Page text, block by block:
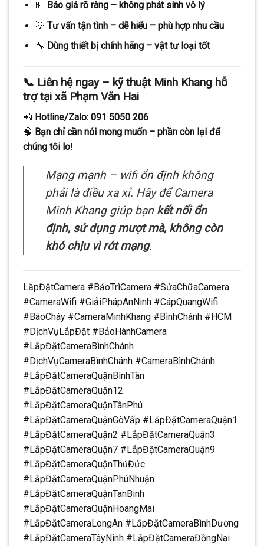
💵 Báo giá rõ ràng – không phát sinh vô lý
💡 Tư vấn tận tình – dễ hiểu – phù hợp nhu cầu
🔧 Dùng thiết bị chính hãng – vật tư loại tốt
📞 Liên hệ ngay – kỹ thuật Minh Khang hỗ
trợ tại xã Phạm Văn Hai
📲 Hotline/Zalo: 091 5050 206
🧠 Bạn chỉ cần nói mong muốn – phần còn lại để
chúng tôi lo!
Mạng mạnh – wifi ổn định không
phải là điều xa xỉ. Hãy để Camera
Minh Khang giúp bạn kết nối ổn
định, sử dụng mượt mà, không còn
khó chịu vì rớt mạng.
LắpĐặtCamera #BảoTrìCamera #SửaChữaCamera
#CameraWifi #GiảiPhápAnNinh #CápQuangWifi
#BáoCháy #CameraMinhKhang #BìnhChánh #HCM
#DịchVụLắpĐặt #BảoHànhCamera
#LắpĐặtCameraBìnhChánh
#DịchVụCameraBìnhChánh #CameraBìnhChánh
#LắpĐặtCameraQuậnBìnhTân
#LắpĐặtCameraQuận12
#LắpĐặtCameraQuậnTânPhú
#LắpĐặtCameraQuậnGòVấp #LắpĐặtCameraQuận1
#LắpĐặtCameraQuận2 #LắpĐặtCameraQuận3
#LắpĐặtCameraQuận7 #LắpĐặtCameraQuận9
#LắpĐặtCameraQuậnThủĐức
#LắpĐặtCameraQuậnPhúNhuận
#LắpĐặtCameraQuậnTanBinh
#LắpĐặtCameraQuậnHoangMai
#LắpĐặtCameraLongAn #LắpĐặtCameraBìnhDương
#LắpĐặtCameraTâyNinh #LắpĐặtCameraĐồngNai